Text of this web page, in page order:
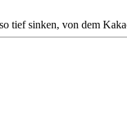
tief sinken, von dem